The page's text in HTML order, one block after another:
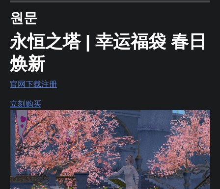
원문
永恒之塔 | 幸运福袋 春日
焕新
官网下载注册
立刻购买